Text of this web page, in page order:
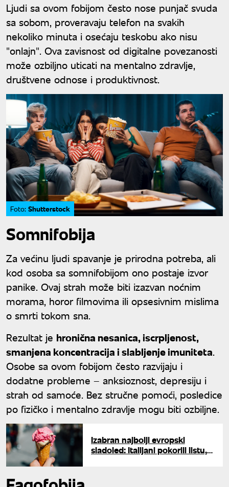
Ljudi sa ovom fobijom često nose punjač svuda
sa sobom, proveravaju telefon na svakih
nekoliko minuta i osećaju teskobu ako nisu
"onlajn". Ova zavisnost od digitalne povezanosti
može ozbiljno uticati na mentalno zdravlje,
društvene odnose i produktivnost.
Foto: Shutterstock
Somnifobija
Za većinu ljudi spavanje je prirodna potreba, ali
kod osoba sa somnifobijom ono postaje izvor
panike. Ovaj strah može biti izazvan noćnim
morama, horor filmovima ili opsesivnim mislima
o smrti tokom sna.
Rezultat je hronična nesanica, iscrpljenost,
smanjena koncentracija i slabljenje imuniteta.
Osobe sa ovom fobijom često razvijaju i
dodatne probleme – anksioznost, depresiju i
strah od samoće. Bez stručne pomoći, posledice
po fizičko i mentalno zdravlje mogu biti ozbiljne.
Izabran najbolji evropski
sladoled: Italijani pokorili listu,